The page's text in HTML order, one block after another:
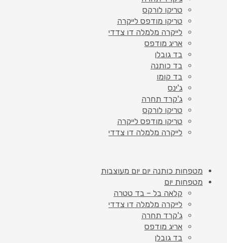
טריקו לורקס
טריקו מודפס לייקרה
לייקרה מלמלה דו צדדי
אריג מודפס
בד גובלן
בד כותנה
בד קומו
ג'ינס
ג'קרד תחרה
טריקו לורקס
טריקו מודפס לייקרה
לייקרה מלמלה דו צדדי
מטפחות כותנה יום יום מעוצבות
מטפחות יום
קלאה בל – בד טטרה
לייקרה מלמלה דו צדדי
ג'קרד תחרה
אריג מודפס
בד גובלן